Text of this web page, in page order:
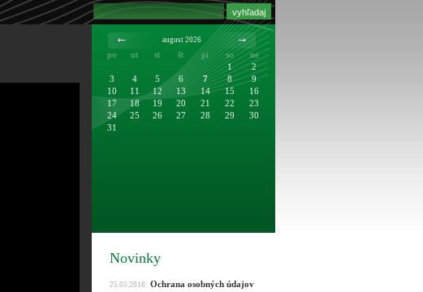
august 2026
po ut st št pi so
ne
1
2
3
4 5 6 7 8
9
10
11 12 13 14 15
16
17
18 19 20 21 22
23
24
25 26 27 28 29
30
31
Novinky
25.05.2018: Ochrana osobných údajov